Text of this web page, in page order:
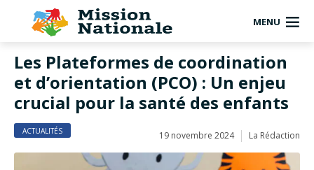
MENU
Les Plateformes de coordination
et d’orientation (PCO) : Un enjeu
crucial pour la santé des enfants
ACTUALITÉS 19 novembre 2024 La Rédaction